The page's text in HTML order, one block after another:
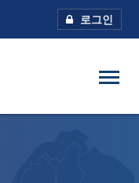
로그인